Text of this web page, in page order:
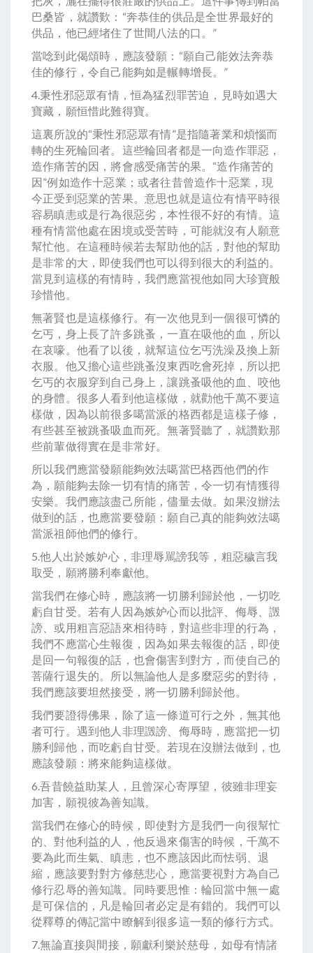
巴桑皆，就讚歎：“奔恭佳的供品是全世界最好的
供品，他已經堵住了世間八法的口。”
當唸到此偈頌時，應該發願：“願自己能效法奔恭
佳的修行，令自己能夠如是輾轉增長。”
4.秉性邪惡眾有情，恒為猛烈罪苦迫，見時如遇大
寶藏，願恒惜此難得寶。
這裏所說的“秉性邪惡眾有情”是指隨著業和煩惱而
轉的生死輪回者。這些輪回者都是一向造作罪惡，
造作痛苦的因，將會感受痛苦的果。“造作痛苦的
因”例如造作十惡業；或者往昔曾造作十惡業，現
今正受到惡業的苦果。意思也就是這位有情平時很
容易瞋恚或是行為很惡劣，本性很不好的有情。這
種有情當他處在困境或受苦時，可能就沒有人願意
幫忙他。在這種時候若去幫助他的話，對他的幫助
是非常的大，即使我們也可以得到很大的利益的。
當見到這樣的有情時，我們應當視他如同大珍寶般
珍惜他。
無著賢也是這樣修行。有一次他見到一個很可憐的
乞丐，身上長了許多跳蚤，一直在吸他的血，所以
在哀嚎。他看了以後，就幫這位乞丐洗澡及換上新
衣服。他又擔心這些跳蚤沒東西吃會死掉，所以把
乞丐的衣服穿到自己身上，讓跳蚤吸他的血、咬他
的身體。很多人看到他這樣做，就勸他千萬不要這
樣做，因為以前很多噶當派的格西都是這樣子修，
有些甚至被跳蚤吸血而死。無著賢聽了，就讚歎那
些前輩做得實在是非常好。
所以我們應當發願能夠效法噶當巴格西他們的作
為，願能夠去除一切有情的痛苦，令一切有情獲得
安樂。我們應該盡己所能，儘量去做。如果沒辦法
做到的話，也應當要發願：願自己真的能夠效法噶
當派祖師他們的修行。
5.他人出於嫉妒心，非理辱駡謗我等，粗惡穢言我
取受，願將勝利奉獻他。
當我們在修心時，應該將一切勝利歸於他，一切吃
虧自甘受。若有人因為嫉妒心而以批評、侮辱、譭
謗、或用粗言惡語來相待時，對這些非理的行為，
我們不應當心生報復，因為如果去報復的話，即使
是回一句報復的話，也會傷害到對方，而使自己的
菩薩行退失的。所以無論他人是多麼惡劣的對待，
我們應該要坦然接受，將一切勝利歸於他。
我們要證得佛果，除了這一條道可行之外，無其他
者可行。遇到他人非理譭謗、侮辱時，應當把一切
勝利歸他，而吃虧自甘受。若現在沒辦法做到，也
應該發願：將來能夠這樣做。
6.吾昔饒益助某人，且曾深心寄厚望，彼雖非理妄
加害，願視彼為善知識。
當我們在修心的時候，即使對方是我們一向很幫忙
的、對他利益的人，他反過來傷害的時候，千萬不
要為此而生氣、瞋恚，也不應該因此而怯弱、退
縮，應該要對對方修慈悲心，應當要視對方為自己
修行忍辱的善知識。同時要思惟：輪回當中無一處
是可保信的，凡是輪回者必定是有錯的。我們可以
從釋尊的傳記當中瞭解到很多這一類的修行方式。
7.無論直接與間接，願獻利樂於慈母，如母有情諸